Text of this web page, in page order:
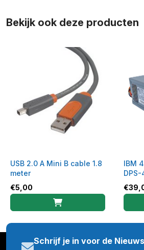
Bekijk ook deze producten
USB 2.0 A Mini B cable 1.8
meter
€5,00
IBM
€
Schrijf je in voor de